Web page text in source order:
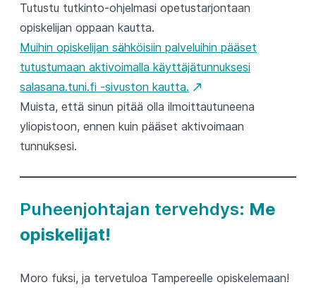
Tutustu tutkinto-ohjelmasi opetustarjontaan
opiskelijan oppaan kautta.
Muihin opiskelijan sähköisiin palveluihin pääset
tutustumaan aktivoimalla käyttäjätunnuksesi
salasana.tuni.fi -sivuston kautta.
Muista, että sinun pitää olla ilmoittautuneena
yliopistoon, ennen kuin pääset aktivoimaan
tunnuksesi.
Puheenjohtajan tervehdys: Me
opiskelijat!
Moro fuksi, ja tervetuloa Tampereelle opiskelemaan!